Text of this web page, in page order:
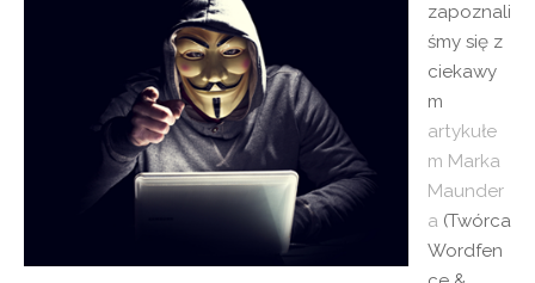
zapoznali
śmy się z
ciekawy
m
artykułe
m Marka
Maunder
a (Twórca
Wordfen